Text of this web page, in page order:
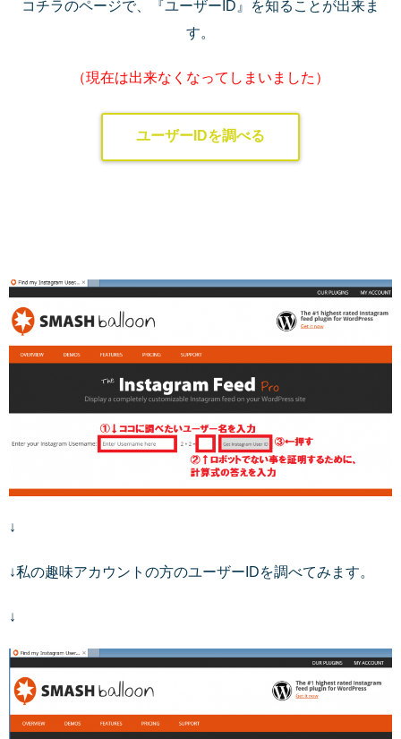
コチラのページで、『ユーザーID』を知ることが出来ま
す。
（現在は出来なくなってしまいました）
ユーザーIDを調べる
↓
↓私の趣味アカウントの方のユーザーIDを調べてみます。
↓